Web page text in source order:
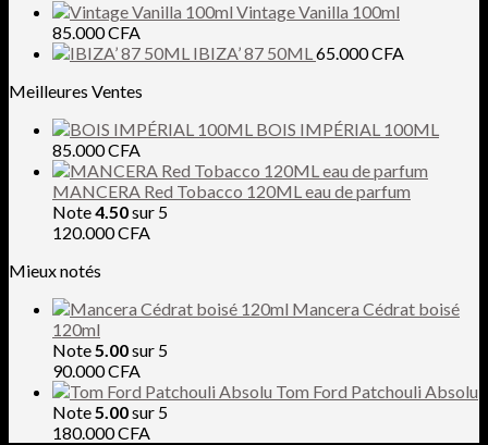
Vintage Vanilla 100ml
85.000CFA
IBIZA’ 87 50ML65.000CFA
Meilleures Ventes
BOIS IMPÉRIAL 100ML
85.000CFA
MANCERA Red Tobacco 120ML eau de parfum
Note4.50sur 5
120.000CFA
Mieux notés
Mancera Cédrat boisé
120ml
Note5.00sur 5
90.000CFA
Tom Ford Patchouli Absolu
Note5.00sur 5
180.000CFA